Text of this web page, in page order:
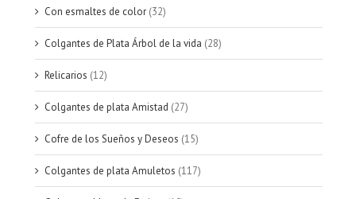
Con esmaltes de color (32)
Colgantes de Plata Árbol de la vida (28)
Relicarios (12)
Colgantes de plata Amistad (27)
Cofre de los Sueños y Deseos (15)
Colgantes de plata Amuletos (117)